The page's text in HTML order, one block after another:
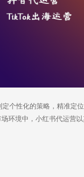
个性化的策略，精准定
环境中，小红书代运营